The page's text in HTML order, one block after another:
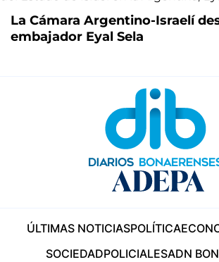
La Cámara Argentino-Israelí
embajador Eyal Sela
ÚLTIMAS NOTICIASPOLÍTICA
SOCIEDADPOLICIALESADN